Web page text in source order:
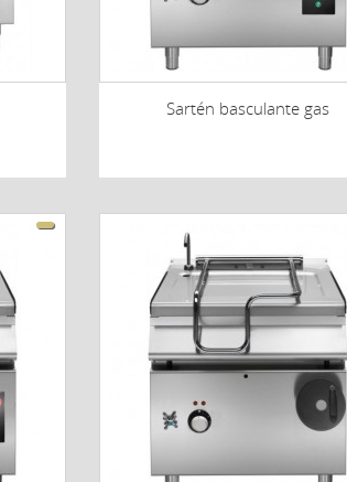
Sartén basculante gas